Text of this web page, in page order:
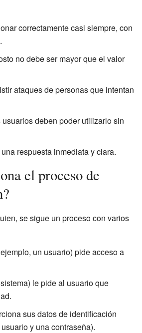
correctamente casi siempre, con
no debe ser mayor que el valor
ataques de personas que intentan
usuarios deben poder utilizarlo sin
respuesta inmediata y clara.
el proceso de
se sigue un proceso con varios
un usuario) pide acceso a
le pide al usuario que
sus datos de identificación
y una contraseña).